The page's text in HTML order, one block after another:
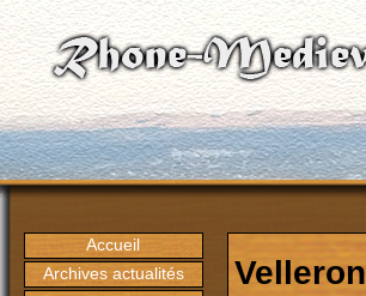
Accueil
Archives actualités
Velleron